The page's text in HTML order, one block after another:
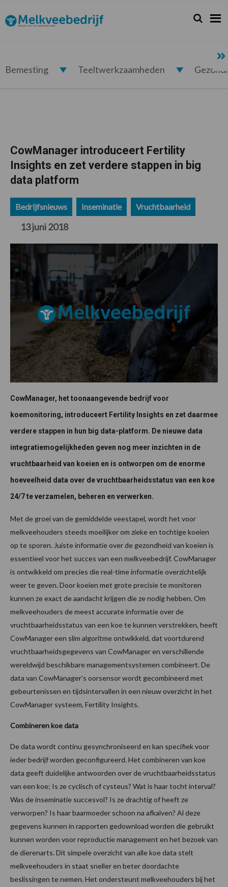
de
hoofdnavigatie
de
hoofd
de
eerste
de
voettekst
Melkveebedrijf.nl Zoeken...
Zoek
Bemesting Teeltwerkzaamheden
CowManager introduceert Fertility
Insights en zet verdere stappen in big
data platform
Bedrijfsnieuws Inseminatie Vruchtbaarheid
13 juni 2018
CowManager, het toonaangevende bedrijf voor
koemonitoring, introduceert Fertility Insights en zet daarmee
verdere stappen in hun big data-platform. De nieuwe data
integratiemogelijkheden geven nog meer inzichten in de
vruchtbaarheid van koeien en is ontworpen om de enorme
hoeveelheid data over de vruchtbaarheidsstatus van een koe
24/7 te verzamelen, beheren en verwerken.
Met de groei van de gemiddelde veestapel, wordt het voor
melkveehouders steeds moeilijker om zieke en tochtige koeien
op te sporen. Juiste informatie over de gezondheid van koeien is
essentieel voor het succes van een melkveebedrijf. CowManager
is ontwikkeld om precies die real-time informatie overzichtelijk
weer te geven. Door koeien met grote precisie te monitoren
kunnen ze exact de aandacht krijgen die ze nodig hebben. Om
melkveehouders de meest accurate informatie over de
vruchtbaarheidsstatus van een koe te kunnen verstrekken, heeft
CowManager een slim algoritme ontwikkeld, dat voortdurend
vruchtbaarheidsgegevens van CowManager en verschillende
wereldwijd beschikbare managementsystemen combineert. De
data van CowManager’s oorsensor wordt gecombineerd met
gebeurtenissen en tijdsintervallen in een nieuw overzicht in het
CowManager systeem, Fertility Insights.
Combineren koe data
De data wordt continu gesynchroniseerd en kan specifiek voor
ieder bedrijf worden geconfigureerd. Het combineren van koe
data geeft duidelijke antwoorden over de vruchtbaarheidsstatus
van een koe; Is ze cyclisch of cysteus? Wat is haar tocht interval?
Was de inseminatie succesvol? Is ze drachtig of heeft ze
verworpen? Is haar baarmoeder schoon na afkalven? Al deze
gegevens kunnen in rapporten gedownload worden die gebruikt
kunnen worden voor reproductie management en het bezoek van
de dierenarts. Dit simpele overzicht van alle koe data stelt
melkveehouders in staat sneller en beter doordachte
beslissingen te nemen. Het ondersteunt melkveehouders bij het